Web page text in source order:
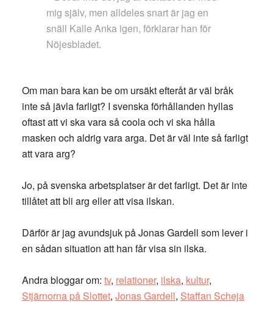
mig själv, men alldeles snart är jag en
snäll Kalle Anka igen, förklarar han för
Nöjesbladet.
Om man bara kan be om ursäkt efteråt är väl bråk
inte så jävla farligt? I svenska förhållanden hyllas
oftast att vi ska vara så coola och vi ska hålla
masken och aldrig vara arga. Det är väl inte så farligt
att vara arg?
Jo, på svenska arbetsplatser är det farligt. Det är inte
tillåtet att bli arg eller att visa ilskan.
Därför är jag avundsjuk på Jonas Gardell som lever i
en sådan situation att han får visa sin ilska.
Andra bloggar om: tv, relationer, ilska, kultur,
Stjärnorna på Slottet, Jonas Gardell, Staffan Scheja